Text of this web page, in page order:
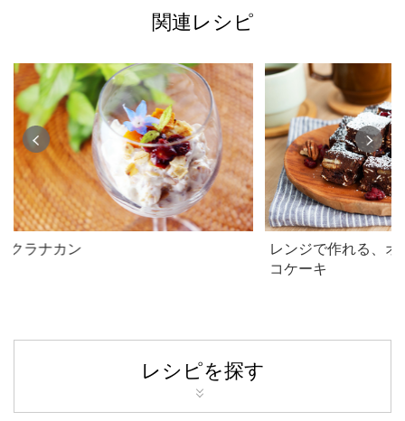
関連レシピ
クラナカン
レンジで作れる、オ
コケーキ
レシピを探す